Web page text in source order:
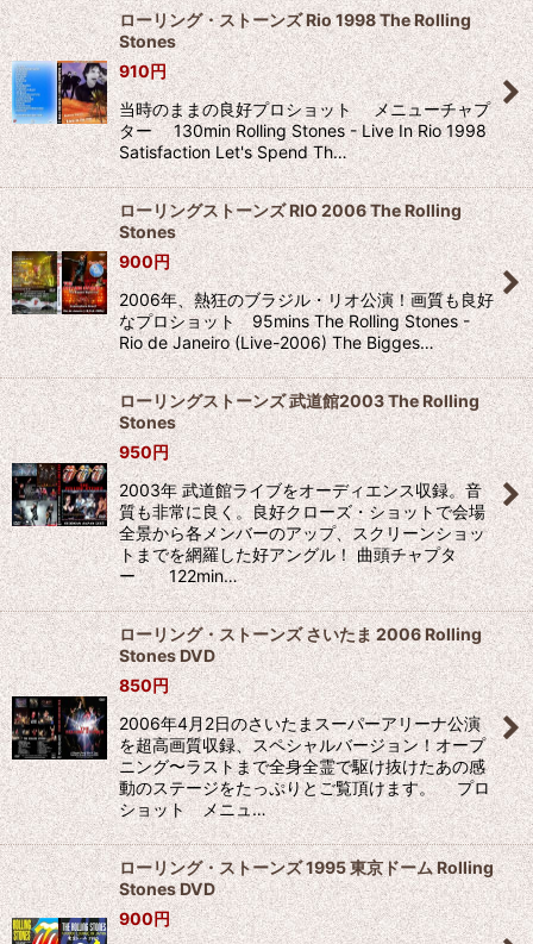
ローリング・ストーンズ Rio 1998 The Rolling
Stones
910円
当時のままの良好プロショット メニューチャプ
ター 130min Rolling Stones - Live In Rio 1998
Satisfaction Let's Spend Th…
ローリングストーンズ RIO 2006 The Rolling
Stones
900円
2006年、熱狂のブラジル・リオ公演！画質も良好
なプロショット 95mins The Rolling Stones -
Rio de Janeiro (Live-2006) The Bigges…
ローリングストーンズ 武道館2003 The Rolling
Stones
950円
2003年 武道館ライブをオーディエンス収録。音
質も非常に良く。良好クローズ・ショットで会場
全景から各メンバーのアップ、スクリーンショッ
トまでを網羅した好アングル！ 曲頭チャプタ
ー 122min…
ローリング・ストーンズ さいたま 2006 Rolling
Stones DVD
850円
2006年4月2日のさいたまスーパーアリーナ公演
を超高画質収録、スペシャルバージョン！オープ
ニング〜ラストまで全身全霊で駆け抜けたあの感
動のステージをたっぷりとご覧頂けます。 プロ
ショット メニュ…
ローリング・ストーンズ 1995 東京ドーム Rolling
Stones DVD
900円